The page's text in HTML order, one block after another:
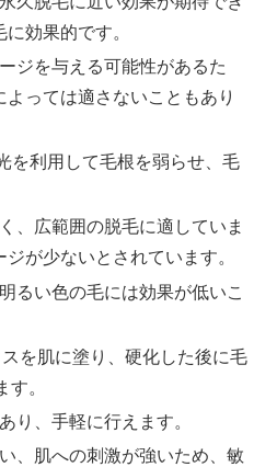
効果的です。
ジを与える可能性があるた
よっては適さないこともあり
を利用して毛根を弱らせ、毛
、広範囲の脱毛に適していま
が少ないとされています。
るい色の毛には効果が低いこ
を肌に塗り、硬化した後に毛
す。
り、手軽に行えます。
、肌への刺激が強いため、敏